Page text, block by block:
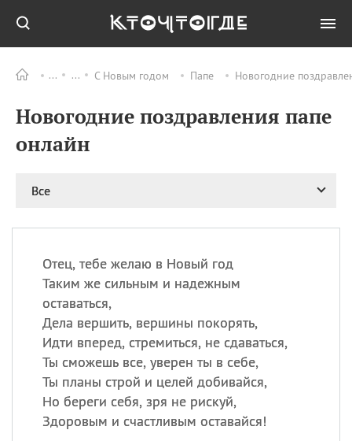
С Новым годом Папе Новогодние
Новогодние поздравления папе
онлайн
Все
Отец, тебе желаю в Новый год
Таким же сильным и надежным
оставаться,
Дела вершить, вершины покорять,
Идти вперед, стремиться, не сдаваться,
Ты сможешь все, уверен ты в себе,
Ты планы строй и целей добивайся,
Но береги себя, зря не рискуй,
Здоровым и счастливым оставайся!
ПРАЗДНИКИ Все
11.08 Рождество святителя
Николая Чудотворца
праздник
12.08 День
Военно‑воздушных сил
ИМЕНА
Сегодня празднуют именины
Акакий,Василий